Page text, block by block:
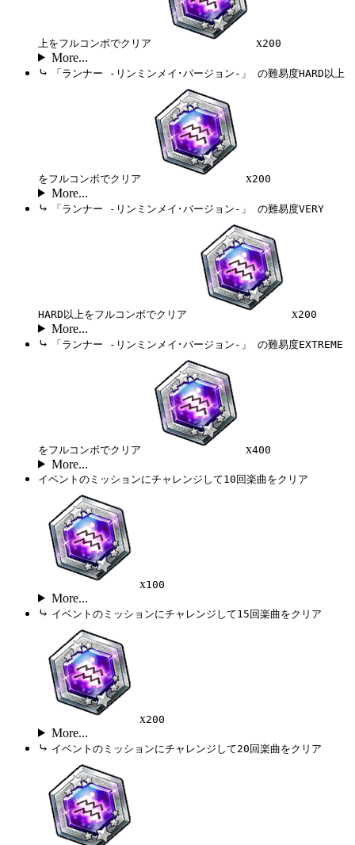
上をフルコンボでクリア x200
More...
⤷
「ランナー -リンミンメイ･バージョン-」 の難易度HARD以上
をフルコンボでクリア x200
More...
⤷
「ランナー -リンミンメイ･バージョン-」 の難易度VERY
HARD以上をフルコンボでクリア x200
More...
⤷
「ランナー -リンミンメイ･バージョン-」 の難易度EXTREME
をフルコンボでクリア x400
More...
イベントのミッションにチャレンジして10回楽曲をクリア
x100
More...
⤷ イベントのミッションにチャレンジして15回楽曲をクリア
x200
More...
⤷ イベントのミッションにチャレンジして20回楽曲をクリア